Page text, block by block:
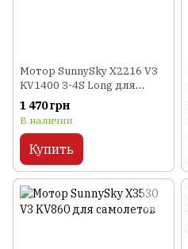
Мотор SunnySky X2216 V3
KV1400 3-4S Long для
самолетов (с длинным
валом)
1 470 грн
В наличии
Купить